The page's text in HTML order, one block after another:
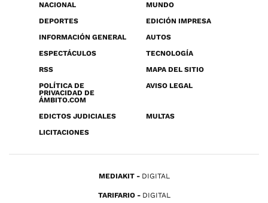
NACIONAL
MUNDO
DEPORTES
EDICIÓN IMPRESA
INFORMACIÓN GENERAL
AUTOS
ESPECTÁCULOS
TECNOLOGÍA
RSS
MAPA DEL SITIO
POLÍTICA DE
PRIVACIDAD DE
ÁMBITO.COM
AVISO LEGAL
EDICTOS JUDICIALES
MULTAS
LICITACIONES
MEDIAKIT DIGITAL
TARIFARIO DIGITAL